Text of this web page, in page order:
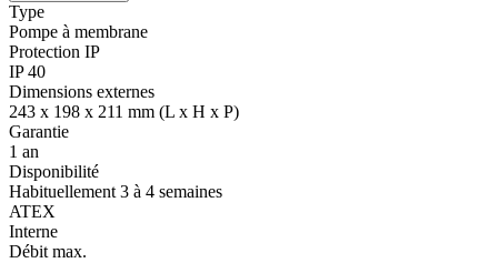
Type
Pompe à membrane
Protection IP
IP 40
Dimensions externes
243 x 198 x 211 mm (L x H x P)
Garantie
1 an
Disponibilité
Habituellement 3 à 4 semaines
ATEX
Interne
Débit max.